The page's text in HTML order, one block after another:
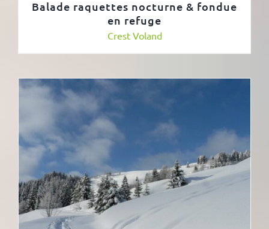
Balade raquettes nocturne & fondue
en refuge
Crest Voland